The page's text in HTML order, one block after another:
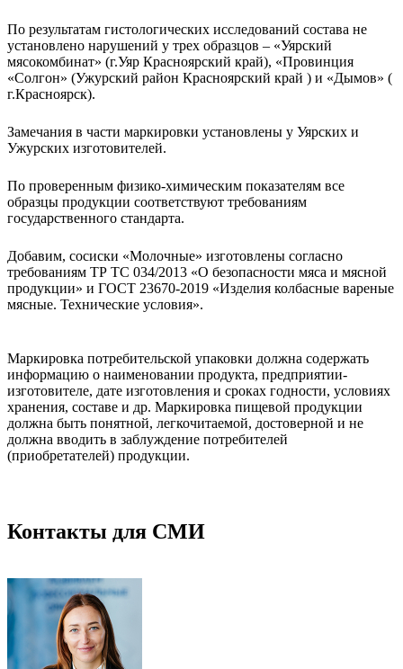
По результатам гистологических исследований состава не
установлено нарушений у трех образцов – «Уярский
мясокомбинат» (г.Уяр Красноярский край), «Провинция
«Солгон» (Ужурский район Красноярский край ) и «Дымов» (
г.Красноярск).
Замечания в части маркировки установлены у Уярских и
Ужурских изготовителей.
По проверенным физико-химическим показателям все
образцы продукции соответствуют требованиям
государственного стандарта.
Добавим, сосиски «Молочные» изготовлены согласно
требованиям ТР ТС 034/2013 «О безопасности мяса и мясной
продукции» и ГОСТ 23670-2019 «Изделия колбасные вареные
мясные. Технические условия».
Маркировка потребительской упаковки должна содержать
информацию о наименовании продукта, предприятии-
изготовителе, дате изготовления и сроках годности, условиях
хранения, составе и др. Маркировка пищевой продукции
должна быть понятной, легкочитаемой, достоверной и не
должна вводить в заблуждение потребителей
(приобретателей) продукции.
Контакты для СМИ